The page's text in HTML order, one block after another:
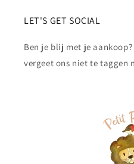
LET'S GET SOCIAL
Ben je blij met je
vergeet ons niet te taggen